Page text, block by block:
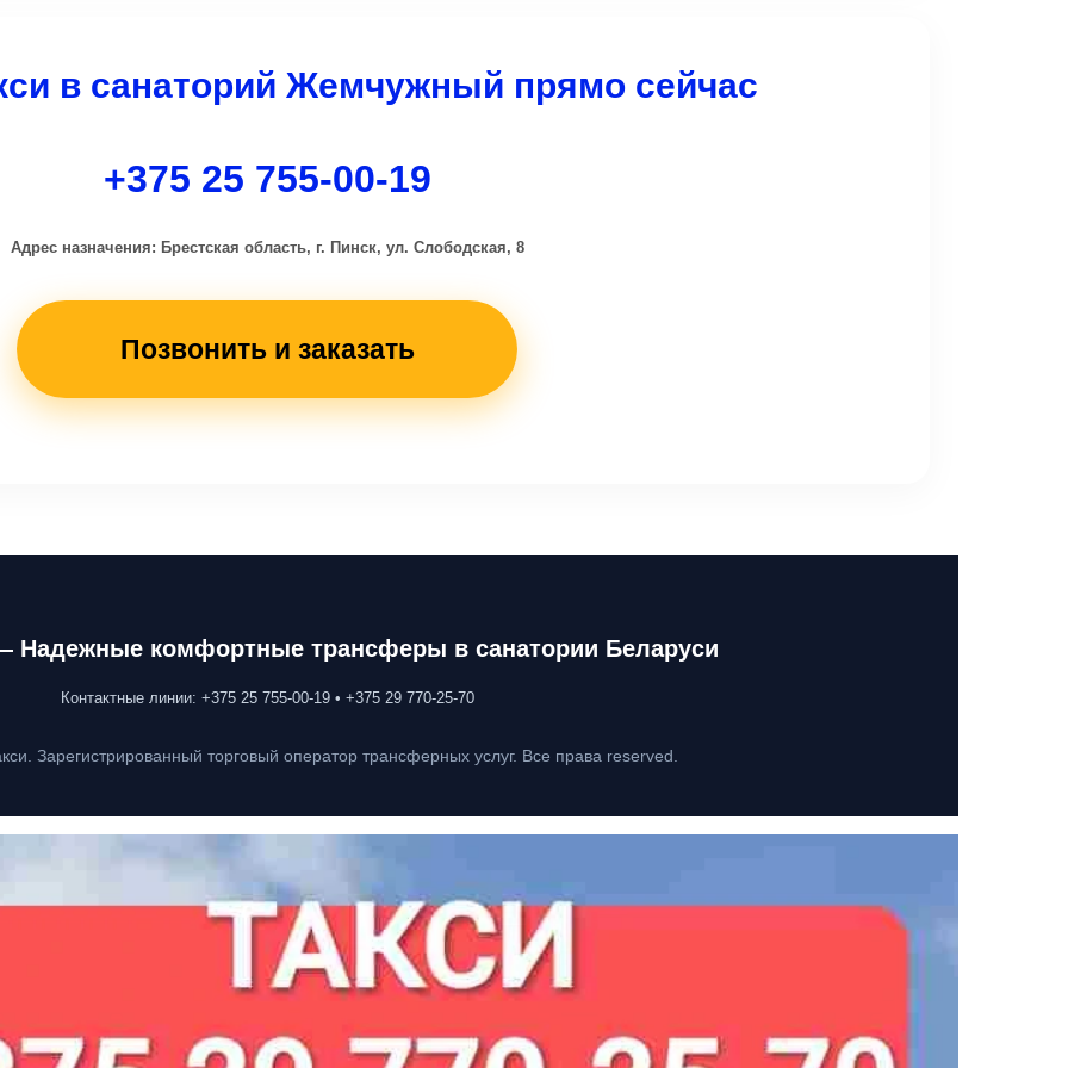
расчету для организаций.
в санаторий Жемчужный прямо сейчас
+375 25 755-00-19
Адрес назначения: Брестская область, г. Пинск, ул. Слободская, 8
Позвонить и заказать
Надежные комфортные трансферы в санатории Беларуси
Контактные линии: +375 25 755-00-19 • +375 29 770-25-70
Зарегистрированный торговый оператор трансферных услуг. Все права reserved.